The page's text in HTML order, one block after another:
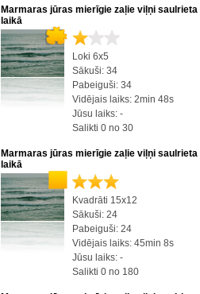
Marmaras jūras mierīgie zaļie viļņi saulrieta
laikā
Loki 6x5
Sākuši: 34
Pabeiguši: 34
Vidējais laiks: 2min 48s
Jūsu laiks: -
Salikti 0 no 30
Marmaras jūras mierīgie zaļie viļņi saulrieta
laikā
Kvadrāti 15x12
Sākuši: 24
Pabeiguši: 24
Vidējais laiks: 45min 8s
Jūsu laiks: -
Salikti 0 no 180